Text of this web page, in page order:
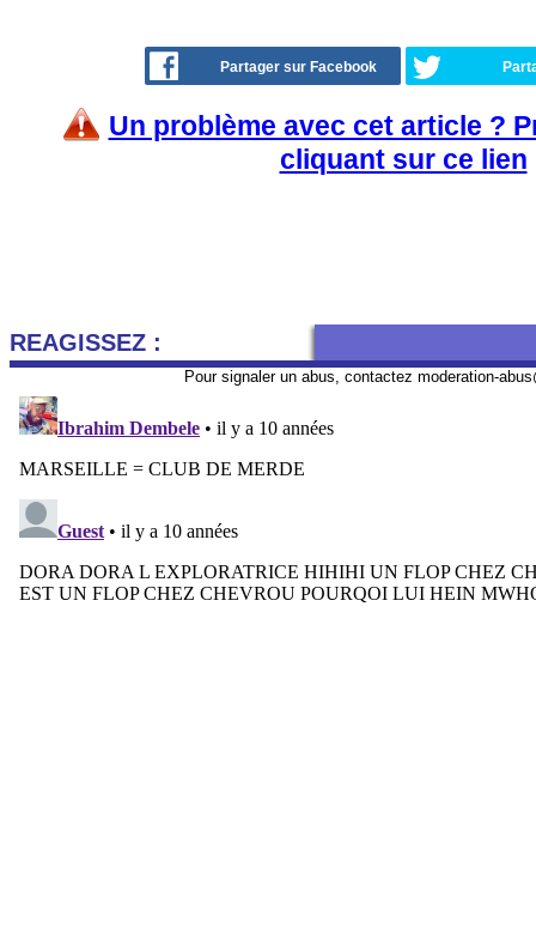
Partager sur Facebook
Un problème avec cet article ?
cliquant sur ce lien
REAGISSEZ :
Pour signaler un abus, contactez moderation-